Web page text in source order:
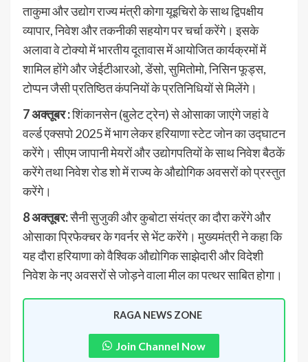
ताकुमा और उद्योग राज्य मंत्री कोगा यूइचिरो के साथ द्विपक्षीय
व्यापार, निवेश और तकनीकी सहयोग पर चर्चा करेंगे। इसके
अलावा वे टोक्यो में भारतीय दूतावास में आयोजित कार्यक्रमों में
शामिल होंगे और जेईटीआरओ, डेंसो, सुमितोमो, निसिन फूड्स,
टोप्पन जैसी प्रतिष्ठित कंपनियों के प्रतिनिधियों से मिलेंगे।
7 अक्तूबर :शिंकानसेन (बुलेट ट्रेन) से ओसाका जाएंगे जहां वे
वर्ल्ड एक्सपो 2025 में भाग लेकर हरियाणा स्टेट जोन का उद्घाटन
करेंगे। सीएम जापानी मेयरों और उद्योगपतियों के साथ निवेश बैठकें
करेंगे तथा निवेश रोड शो में राज्य के औद्योगिक अवसरों को प्रस्तुत
करेंगे।
8 अक्तूबर:सैनी सुजुकी और कुबोटा संयंत्र का दौरा करेंगे और
ओसाका प्रिफेक्चर के गवर्नर से भेंट करेंगे। मुख्यमंत्री ने कहा कि
यह दौरा हरियाणा को वैश्विक औद्योगिक साझेदारी और विदेशी
निवेश के नए अवसरों से जोड़ने वाला मील का पत्थर साबित होगा।
RAGA NEWS ZONE
Join Channel Now